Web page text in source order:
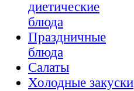
диетические
блюда
Праздничные
блюда
Салаты
Холодные закуски